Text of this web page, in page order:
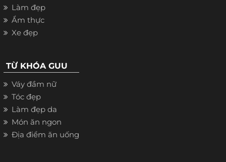
Làm đẹp
Ẩm thực
Xe đẹp
TỪ KHÓA GUU
Váy đầm nữ
Tóc đẹp
Làm đẹp da
Món ăn ngon
Địa điểm ăn uống